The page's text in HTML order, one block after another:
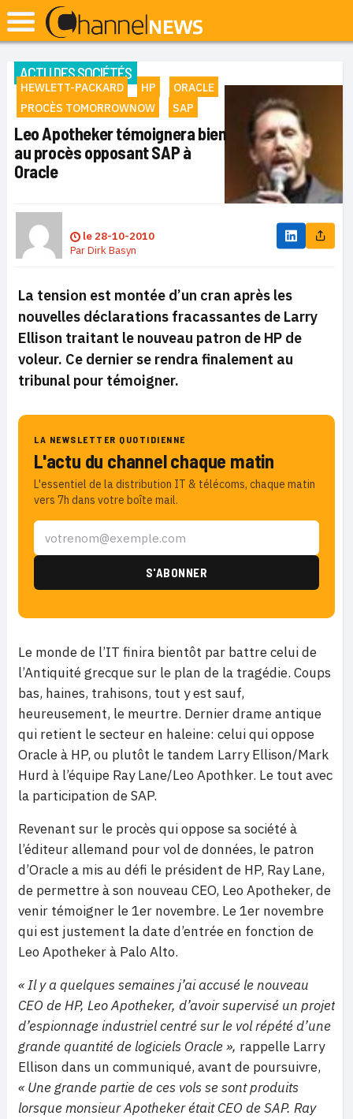
ACTU DES SOCIÉTÉS
HEWLETT-PACKARD HP
ORACLE
PROCÈS TOMORROWNOW
SAP
Leo Apotheker témoignera bien
au procès opposant SAP à
Oracle
le 28-10-2010
ParDirk Basyn
La tension est montée d’un cran après les
nouvelles déclarations fracassantes de Larry
Ellison traitant le nouveau patron de HP de
voleur. Ce dernier se rendra finalement au
tribunal pour témoigner.
LA NEWSLETTER QUOTIDIENNE
L'actu du channel chaque matin
L'essentiel de la distribution IT & télécoms, chaque matin
vers 7h dans votre boîte mail.
Le monde de l’IT finira bientôt par battre celui de
l’Antiquité grecque sur le plan de la tragédie. Coups
bas, haines, trahisons, tout y est sauf,
heureusement, le meurtre. Dernier drame antique
qui retient le secteur en haleine: celui qui oppose
Oracle à HP, ou plutôt le tandem Larry Ellison/Mark
Hurd à l’équipe Ray Lane/Leo Apothker. Le tout avec
la participation de SAP.
Revenant sur le procès qui oppose sa société à
l’éditeur allemand pour vol de données, le patron
d’Oracle a mis au défi le président de HP, Ray Lane,
de permettre à son nouveau CEO, Leo Apotheker, de
venir témoigner le 1er novembre. Le 1er novembre
qui est justement la date d’entrée en fonction de
Leo Apotheker à Palo Alto.
« Il y a quelques semaines j’ai accusé le nouveau
CEO de HP, Leo Apotheker, d’avoir supervisé un projet
d’espionnage industriel centré sur le vol répété d’une
grande quantité de logiciels Oracle », rappelle Larry
Ellison dans un communiqué, avant de poursuivre,
« Une grande partie de ces vols se sont produits
lorsque monsieur Apotheker était CEO de SAP. Ray